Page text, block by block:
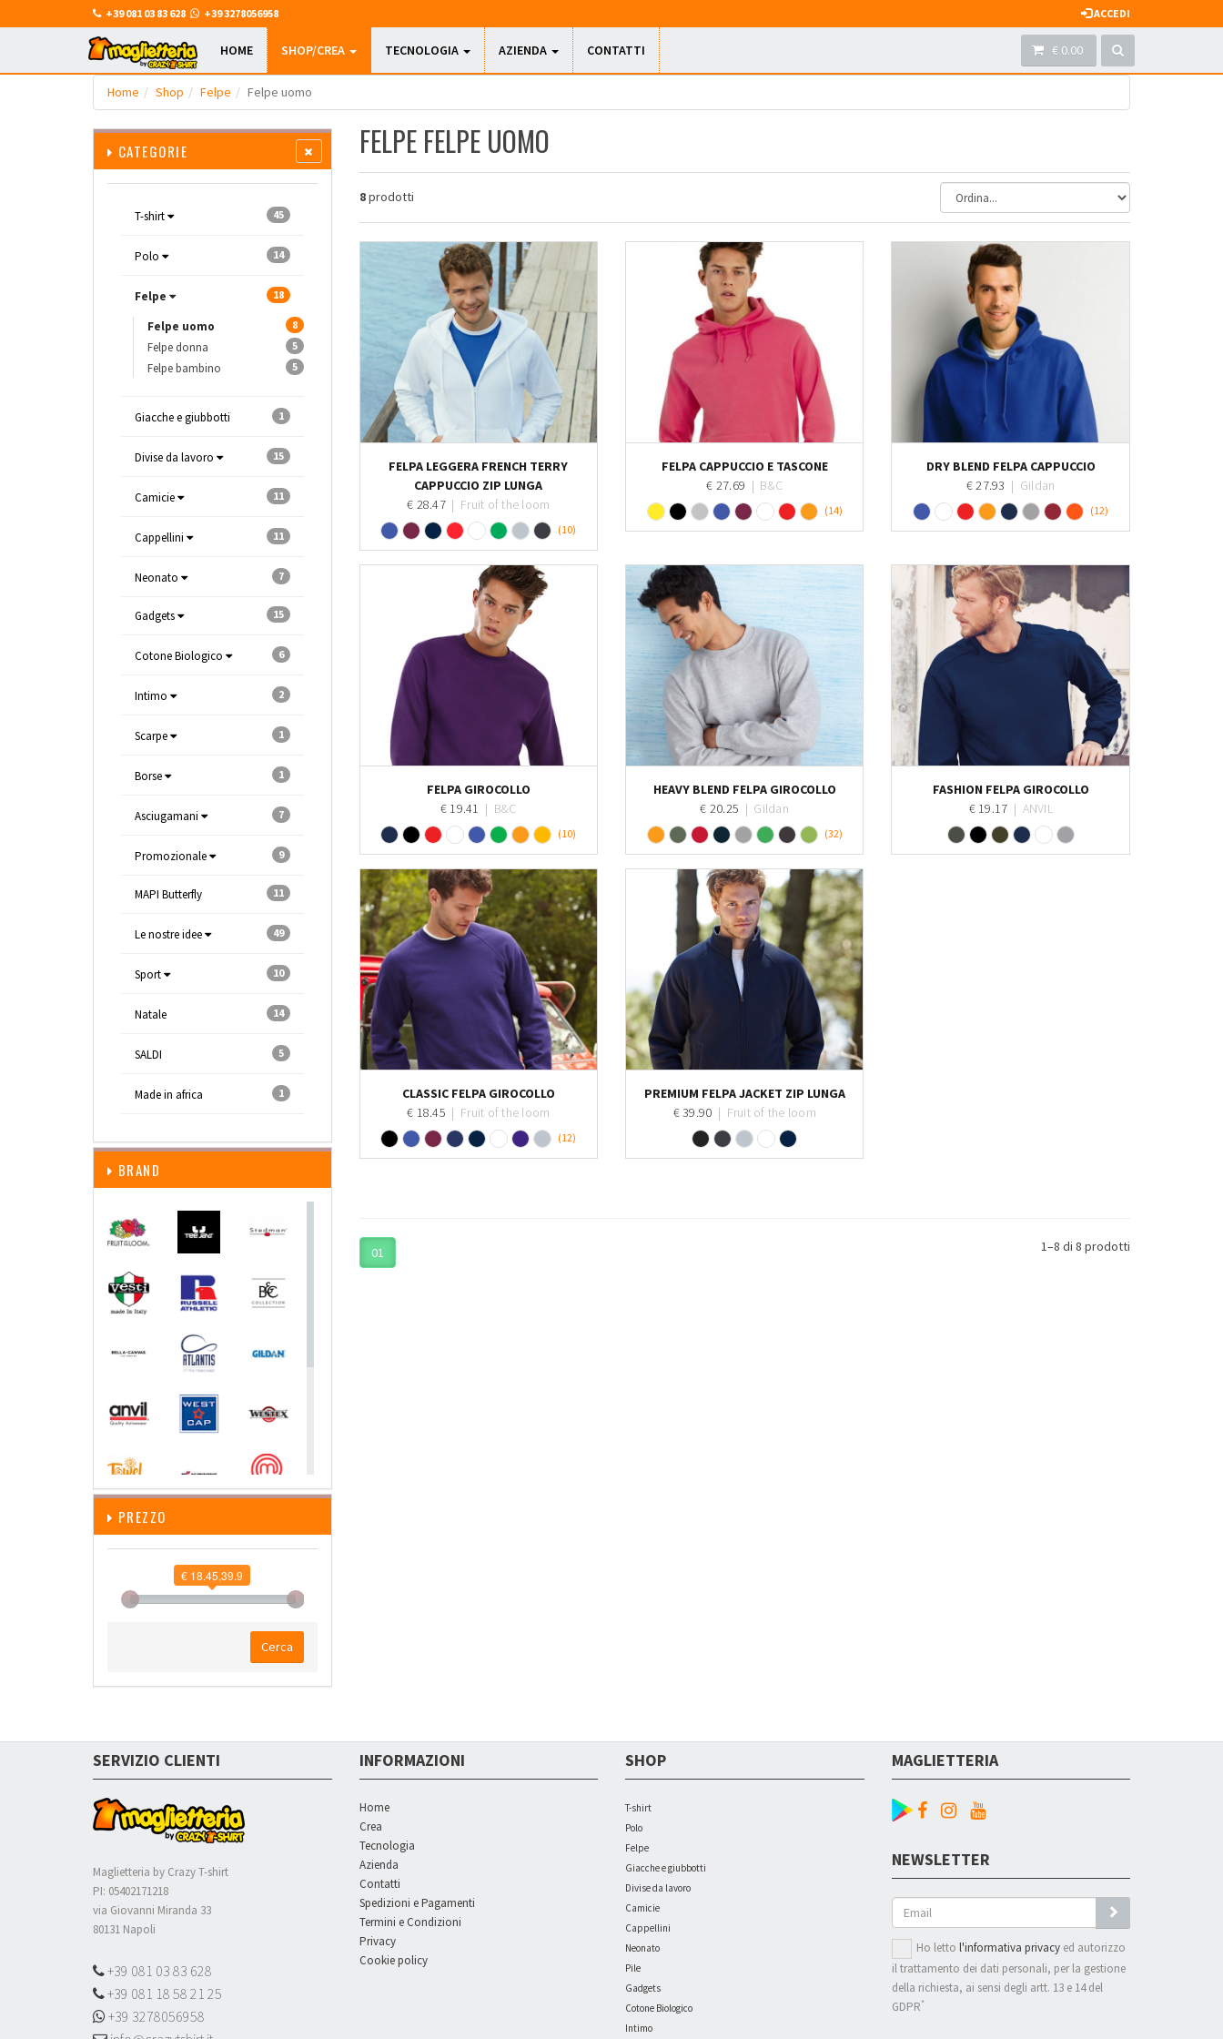
+39 081 03 83 628 +39 3278056958 ACCEDI
HOME SHOP/CREA TECNOLOGIA AZIENDA CONTATTI € 0.00
Home Shop Felpe Felpe uomo
CATEGORIE
45
T-shirt
14
Polo
18
Felpe
8
Felpe uomo
5
Felpe donna
5
Felpe bambino
1
Giacche e giubbotti
15
Divise da lavoro
11
Camicie
11
Cappellini
7
Neonato
15
Gadgets
6
Cotone Biologico
2
Intimo
1
Scarpe
1
Borse
7
Asciugamani
9
Promozionale
11
MAPI Butterfly
49
Le nostre idee
10
Sport
14
Natale
5
SALDI
1
Made in africa
BRAND
PREZZO
€ 18.45,39.9
Cerca
FELPE FELPE UOMO
8prodotti
Personalizza
FELPA LEGGERA FRENCH TERRY
CAPPUCCIO ZIP LUNGA
€ 28.47 | Fruit of the loom
(10)
Personalizza
FELPA CAPPUCCIO E TASCONE
€ 27.69 | B&C
(14)
Personalizza
DRY BLEND FELPA CAPPUCCIO
€ 27.93 | Gildan
(12)
Personalizza
FELPA GIROCOLLO
€ 19.41 | B&C
(10)
Personalizza
HEAVY BLEND FELPA GIROCOLLO
€ 20.25 | Gildan
(32)
Personalizza
FASHION FELPA GIROCOLLO
€ 19.17 | ANVIL
Personalizza
CLASSIC FELPA GIROCOLLO
€ 18.45 | Fruit of the loom
(12)
Personalizza
PREMIUM FELPA JACKET ZIP LUNGA
€ 39.90 | Fruit of the loom
01 1–8 di 8 prodotti
SERVIZIO CLIENTI
Maglietteria by Crazy T-shirt
PI: 05402171218
via Giovanni Miranda 33
80131 Napoli
+39 081 03 83 628
+39 081 18 58 21 25
+39 3278056958
INFORMAZIONI
Home
Crea
Tecnologia
Azienda
Contatti
Spedizioni e Pagamenti
Termini e Condizioni
Privacy
Cookie policy
SHOP
T-shirt
Polo
Felpe
Giacche e giubbotti
Divise da lavoro
Camicie
Cappellini
Neonato
Pile
Gadgets
Cotone Biologico
Intimo
MAGLIETTERIA
NEWSLETTER
Ho letto l'informativa privacyed autorizzo
il trattamento dei dati personali, per la gestione
della richiesta, ai sensi degli artt. 13 e 14 del
GDPR*